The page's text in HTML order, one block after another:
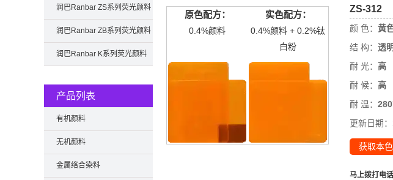
原色配方：
0.4%颜料
实色配方：
0.4%颜料 + 0.2%钛
白粉
ZS-312
颜 色： 黄
结 构： 透
耐 光： 高
耐 候： 高
耐 温：
更新日期：
获取本
马上拨打电
润巴Ranbar ZS系列荧光颜料
色卡
润巴Ranbar ZB系列荧光颜料
色卡
润巴Ranbar K系列荧光颜料
产品列表
有机颜料
无机颜料
金属络合染料